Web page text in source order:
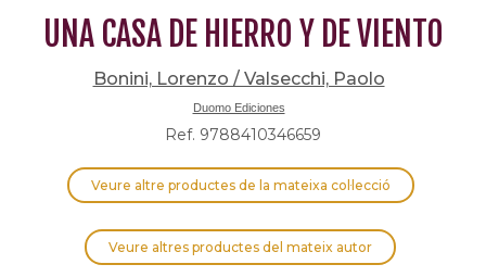
UNA CASA DE HIERRO Y DE VIENTO
Bonini, Lorenzo / Valsecchi, Paolo
Duomo Ediciones
Ref. 9788410346659
Veure altre productes de la mateixa col·lecció
Veure altres productes del mateix autor